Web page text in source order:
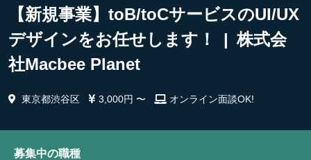
【新規事業】toB/toCサービスのUI/UX
デザインをお任せします！ | 株式会
社Macbee Planet
東京都渋谷区 3,000円 〜 オンライン面談OK!
募集中の職種